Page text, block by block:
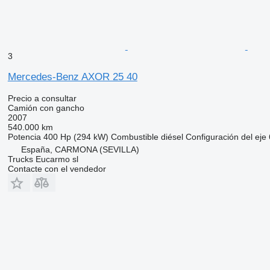
3
Mercedes-Benz AXOR 25 40
Precio a consultar
Camión con gancho
2007
540.000 km
Potencia 400 Hp (294 kW) Combustible diésel Configuración del eje
España, CARMONA (SEVILLA)
Trucks Eucarmo sl
Contacte con el vendedor